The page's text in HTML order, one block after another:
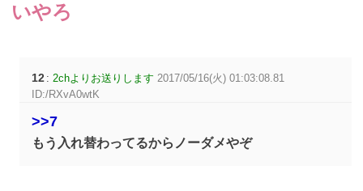
いやろ
12 :2chよりお送りします 2017/05/16(火) 01:03:08.81
ID:/RXvA0wtK
>>7
もう入れ替わってるからノーダメやぞ